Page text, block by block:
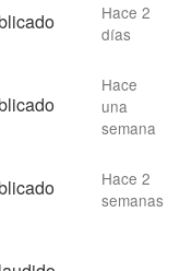
Hace 2
días
Hace
una
semana
Hace 2
semanas